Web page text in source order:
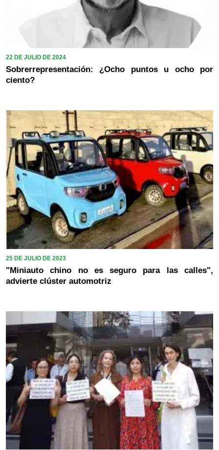
22 DE JULIO DE 2024
Sobrerrepresentación: ¿Ocho puntos u ocho por
ciento?
25 DE JULIO DE 2023
"Miniauto chino no es seguro para las calles",
advierte clúster automotriz